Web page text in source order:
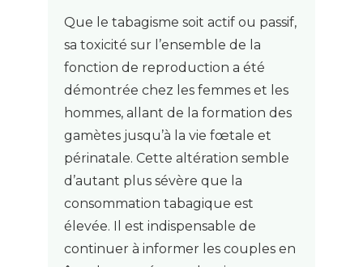
Que le tabagisme soit actif ou passif,
sa toxicité sur l’ensemble de la
fonction de reproduction a été
démontrée chez les femmes et les
hommes, allant de la formation des
gamètes jusqu’à la vie fœtale et
périnatale. Cette altération semble
d’autant plus sévère que la
consommation tabagique est
élevée. Il est indispensable de
continuer à informer les couples en